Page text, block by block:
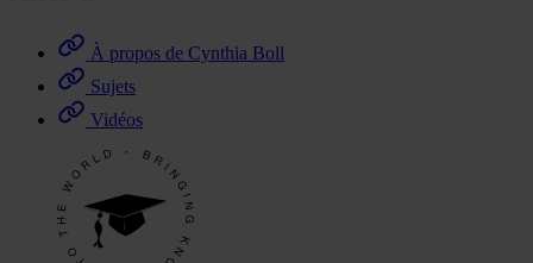
À propos de Cynthia Boll
Sujets
Vidéos